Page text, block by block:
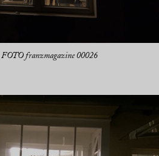
FOTO franzmagazine 00026